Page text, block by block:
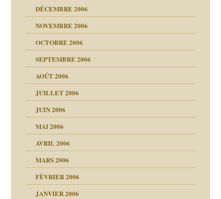
DÉCEMBRE 2006
NOVEMBRE 2006
OCTOBRE 2006
SEPTEMBRE 2006
AOÛT 2006
JUILLET 2006
JUIN 2006
MAI 2006
AVRIL 2006
MARS 2006
FÉVRIER 2006
JANVIER 2006